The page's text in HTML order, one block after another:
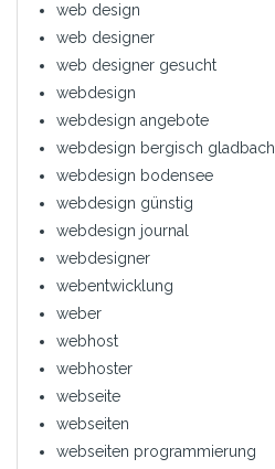
web design
web designer
web designer gesucht
webdesign
webdesign angebote
webdesign bergisch gladbach
webdesign bodensee
webdesign günstig
webdesign journal
webdesigner
webentwicklung
weber
webhost
webhoster
webseite
webseiten
webseiten programmierung